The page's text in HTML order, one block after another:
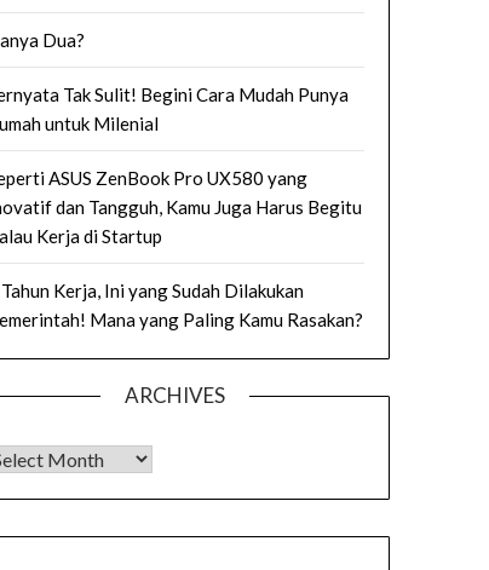
Dua?
Tak Sulit! Begini Cara Mudah Punya
untuk Milenial
ASUS ZenBook Pro UX580 yang
dan Tangguh, Kamu Juga Harus Begitu
Kerja di Startup
Kerja, Ini yang Sudah Dilakukan
Mana yang Paling Kamu Rasakan?
ARCHIVES